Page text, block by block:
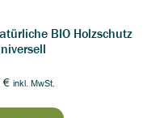
BIO Holzschutz
€ inkl. MwSt.